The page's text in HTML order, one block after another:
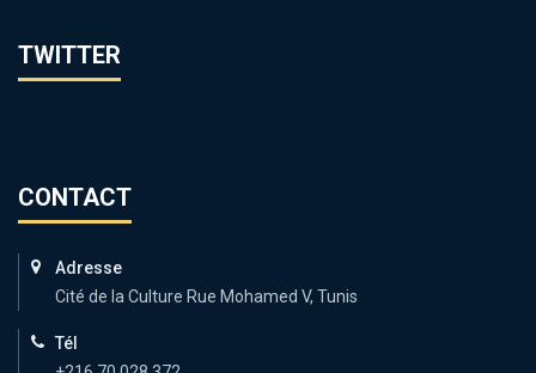
TWITTER
CONTACT
Adresse
Cité de la Culture Rue Mohamed V, Tunis
Tél